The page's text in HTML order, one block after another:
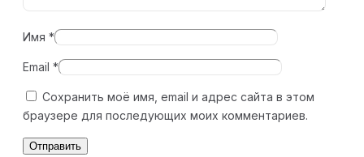
Имя *
Email *
Сохранить моё имя, email и адрес сайта в этом
браузере для последующих моих комментариев.